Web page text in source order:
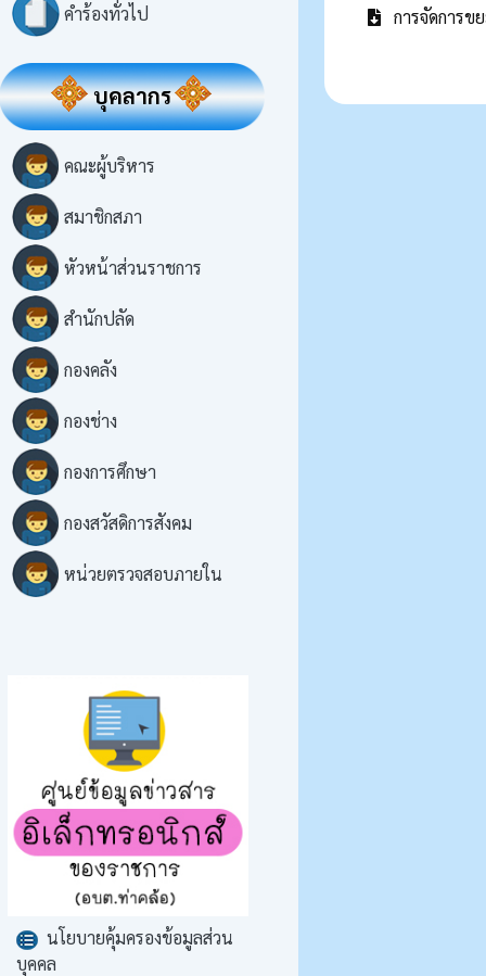
คำร้องทั่วไป
บุคลากร
คณะผู้บริหาร
สมาชิกสภา
หัวหน้าส่วนราชการ
สำนักปลัด
กองคลัง
กองช่าง
กองการศึกษา
กองสวัสดิการสังคม
หน่วยตรวจสอบภายใน
นโยบายคุ้มครองข้อมูลส่วน
บุคคล
การจัดการข